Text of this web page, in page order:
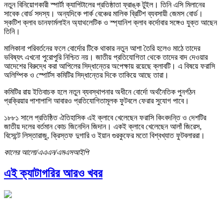
নতুন বিনিয়োগকারী স্পার্টা ক্যাপিটালের প্রতিষ্ঠাতা ফ্রাঙ্ক টুইল। তিনি এসি মিলানের
সাবেক বোর্ড সদস্য। অন্যদিকে পার্ক বেঞ্চের মালিক ব্রিটিশ ব্যবসায়ী জেমস বোর্ড।
স্কটিশ ক্লাব ডানফার্মলাইন অ্যাথলেটিক ও স্প্যানিশ ক্লাব কর্দোবার সঙ্গেও যুক্ত আছেন
তিনি।
মালিকানা পরিবর্তনের ফলে বোর্দোর টিকে থাকার নতুন আশা তৈরি হলেও মাঠে তাদের
ভবিষ্যৎ এখনো পুরোপুরি নিশ্চিত নয়। জাতীয় প্রতিযোগিতা থেকে তাদের বাদ দেওয়ার
আদেশের বিরুদ্ধে করা আপিলের সিদ্ধান্তের অপেক্ষায় রয়েছে ক্লাবটি। এ বিষয়ে ফরাসি
অলিম্পিক ও স্পোর্টস কমিটির সিদ্ধান্তের দিকে তাকিয়ে আছে তারা।
কমিটির রায় ইতিবাচক হলে নতুন ব্যবস্থাপনার অধীনে বোর্দো অর্থনৈতিক পুনর্গঠন
প্রক্রিয়ার পাশাপাশি আবারও প্রতিযোগিতামূলক ফুটবলে ফেরার সুযোগ পাবে।
১৮৮১ সালে প্রতিষ্ঠিত ঐতিহাসিক এই ক্লাবে খেলেছেন ফরাসি কিংবদন্তি ও দেশটির
জাতীয় দলের বর্তমান কোচ জিনেদিন জিদান। একই ক্লাবে খেলেছেন আলাঁ জিরেস,
বিসেন্টে লিস্তারাজু, ক্রিস্তফ দুগারি ও ইয়ান গুরকুফের মতো বিশ্বখ্যাত ফুটবলাররা।
কালের আলো/এএএন/এমএসআইপি
এই ক্যাটাগরির আরও খবর